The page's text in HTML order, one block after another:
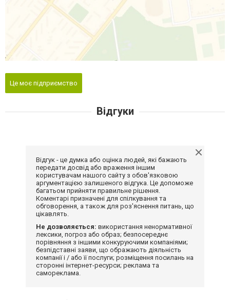
Це моє підприємство
Відгуки
Відгук - це думка або оцінка людей, які бажають
передати досвід або враження іншим
користувачам нашого сайту з обов'язковою
аргументацією залишеного відгука. Це допоможе
багатьом прийняти правильне рішення.
Коментарі призначені для спілкування та
обговорення, а також для роз'яснення питань, що
цікавлять.
Не дозволяється: використання ненормативної
лексики, погроз або образ; безпосереднє
порівняння з іншими конкуруючими компаніями;
безпідставні заяви, що ображають діяльність
компанії і / або її послуги; розміщення посилань на
сторонні інтернет-ресурси; реклама та
самореклама.